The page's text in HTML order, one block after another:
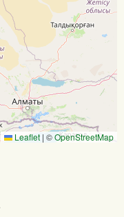
Leaflet | ©OpenStreetMap